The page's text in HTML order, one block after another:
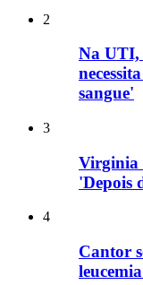
2
Na UTI,
sangue'
3
Virginia
'Depois
4
Cantor